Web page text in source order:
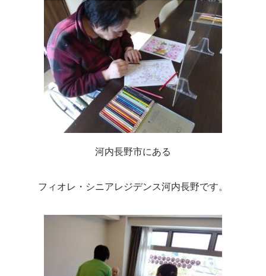
河内長野市にある
フィオレ・シニアレジデンス河内長野です。